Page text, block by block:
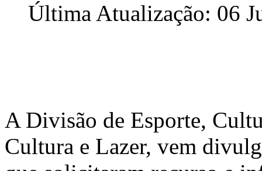
Última Atualização: 06
A Divisão de Esporte,
Cultura e Lazer, vem